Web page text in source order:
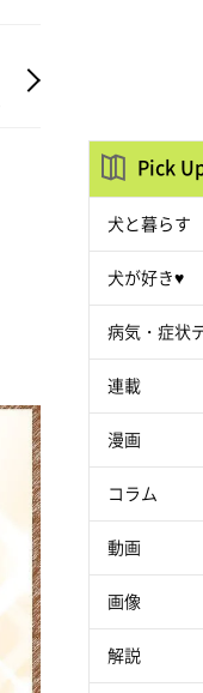
Pick
犬と暮らす
犬が好き♥
病気・症状
連載
漫画
コラム
動画
画像
解説